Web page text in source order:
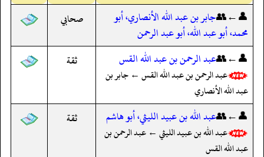
👤←👥جابر بن عبد الله الأنصاري، أبو
محمد، أبو عبد الله، أبو عبد الرحمن
صحابي
👤←👥عبد الرحمن بن عبد الله القس
عبد الرحمن بن عبد الله القس ← جابر بن
عبد الله الأنصاري
ثقة
👤←👥عبد الله بن عبيد الليثي، أبو هاشم
عبد الله بن عبيد الليثي ← عبد الرحمن بن
عبد الله القس
ثقة